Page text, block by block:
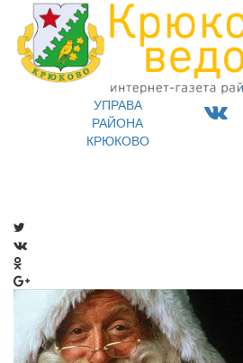
УПРАВА
РАЙОНА
КРЮКОВО